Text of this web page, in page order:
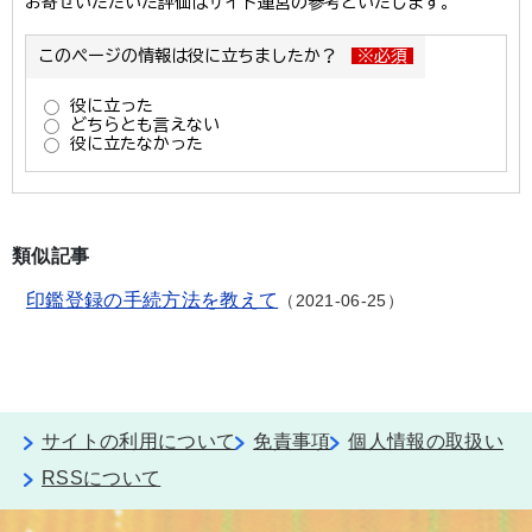
類似記事
印鑑登録の手続方法を教えて 2021-06-25
サイトの利用について 免責事項
個人情報の取扱い
RSSについて